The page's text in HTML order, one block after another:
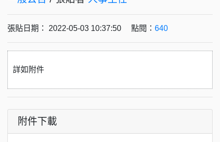
張貼日期： 2022-05-03 10:37:50 點閱： 640
詳如附件
附件下載